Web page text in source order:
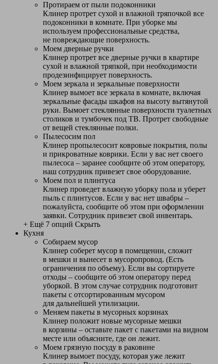
Протираем от пыли подоконники
Клинер протрет сухой и влажной тряпочкой все
подоконники в комнате. При уборке мы
используем профессиональные средства,
не повреждающие поверхность.
Моем дверные ручки
Клинер протрет все дверные ручки в квартире
сухой и влажной тряпкой, при необходимости
продезинфицирует поверхность.
Моем зеркала и зеркальные поверхности
Клинер вымоет все зеркала в комнате, включая
зеркальные фасады шкафов на высоту вытянутой
руки. Вымоет стеклянные поверхности туалетных
столиков и тумбочек под ТВ. Протрет свободные
от вещей стеклянные полки.
Пылесосим пол
Клинер пропылесосит ковровые покрытия, полы
и прикроватные коврики. Если у вас нет своего
пылесоса – заранее сообщите об этом оператору,
наш сотрудник привезет свое оборудование.
Моем пол и плинтуса
Клинер проведет влажную уборку пола и уберет
пыль с плинтусов. Если у вас нет швабры –
пожалуйста, сообщите об этом при оформлении
заявки. Сотрудник привезет свой инвентарь.
+ Ещё 7 опций Скрыть
Кухня
Собираем мусор
Клинер соберет мусор в помещении, сложит
в мешки и вынесет в мусоропровод. (Есть
ограничения по объему). Если вы сортируете
отходы – сообщите об этом оператору перед
уборкой. В этом случае сотрудник подготовит
пакеты с отсортированным мусором
для дальнейшей утилизации.
Меняем пакеты в мусорных корзинах
Клинер положит новые мусорные мешки
в корзины – оставьте пакет с пакетами на видном
месте или объясните, где он лежит.
Моем грязную посуду в раковине
Клинер вымоет посуду, которая уже лежит